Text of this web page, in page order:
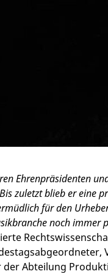
Ehrenpräsidenten
zuletzt blieb er eine
für den
noch immer
Abteilung